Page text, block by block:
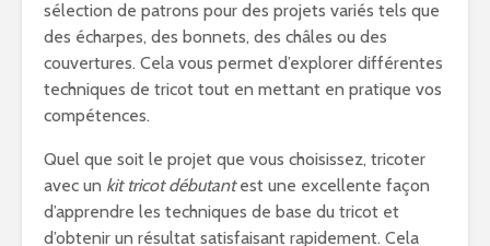
sélection de patrons pour des projets variés tels que
des écharpes, des bonnets, des châles ou des
couvertures. Cela vous permet d’explorer différentes
techniques de tricot tout en mettant en pratique vos
compétences.
Quel que soit le projet que vous choisissez, tricoter
avec un kit tricot débutantest une excellente façon
d’apprendre les techniques de base du tricot et
d’obtenir un résultat satisfaisant rapidement. Cela